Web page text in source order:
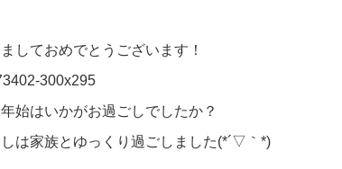
しておめでとうございます！
始はいかがお過ごしでしたか？
は家族とゆっくり過ごしました(*´▽｀*)